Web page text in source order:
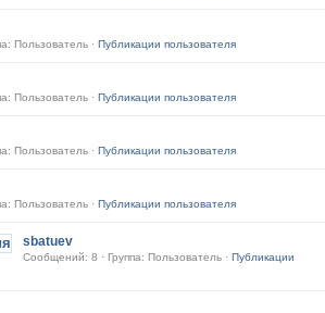
Пользователь · Публикации пользователя
Пользователь · Публикации пользователя
Пользователь · Публикации пользователя
Пользователь · Публикации пользователя
sbatuev
Сообщений: 8 · Группа: Пользователь · Публикации